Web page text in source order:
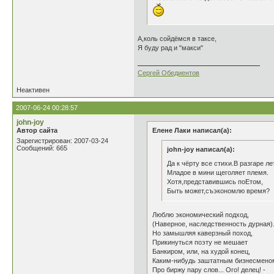
А,коль сойдёмся в таксе,
Я буду рад и "макси"
Сергей Обедиентов
Неактивен
2007-06-24 00:28:57
john-joy
Автор сайта
Зарегистрирован: 2007-03-24
Сообщений: 665
Елене Лаки написал(а):
john-joy написал(а):
Да к чёрту все стихи.В разгаре
Младое в мини щеголяет племя.
Хотя,представившись поЕтом,
Быть может,съэкономлю время?
Люблю экономический подход,
(Наверное, наследственность дурная).
Но замышляя каверзный поход,
Прикинуться поэту не мешает
Банкиром, или, на худой конец,
Каким-нибудь заштатным
Про биржу пару слов... Ого! делец! -